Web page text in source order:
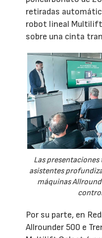
retiradas
robot lineal
sobre una cinta
Las
asistentes
máquinas
Por su parte, en
Allrounder 500 e